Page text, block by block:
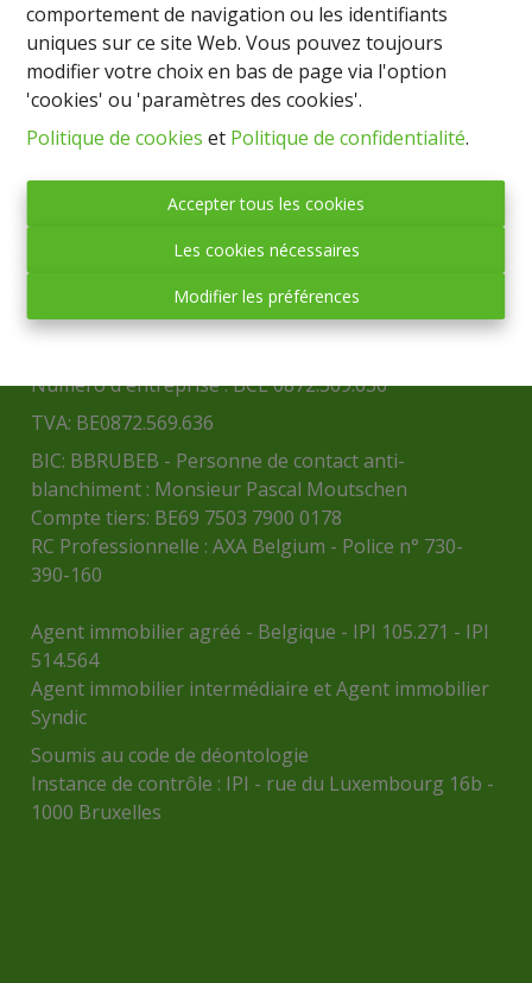
comportement de navigation ou les identifiants
uniques sur ce site Web. Vous pouvez toujours
modifier votre choix en bas de page via l'option
'cookies' ou 'paramètres des cookies'.
Politique de cookies et Politique de confidentialité.
Accepter tous les cookies
Les cookies nécessaires
Modifier les préférences
IMMO BASTOGNE
(société anonyme)
Tél. : 061/21.70.91
Fax : 061/21.70.92
Numéro d'entreprise : BCE 0872.569.636
TVA: BE0872.569.636
BIC: BBRUBEB - Personne de contact anti-
blanchiment : Monsieur Pascal Moutschen
Compte tiers: BE69 7503 7900 0178
RC Professionnelle : AXA Belgium - Police n° 730-
390-160
Agent immobilier agréé - Belgique - IPI 105.271 - IPI
514.564
Agent immobilier intermédiaire et Agent immobilier
Syndic
Soumis au code de déontologie
Instance de contrôle : IPI - rue du Luxembourg 16b -
1000 Bruxelles